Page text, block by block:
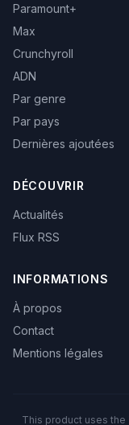
Paramount+
Max
Crunchyroll
ADN
Par genre
Par pays
Dernières ajoutées
DÉCOUVRIR
Actualités
Flux RSS
INFORMATIONS
À propos
Contact
Mentions légales
This product uses the